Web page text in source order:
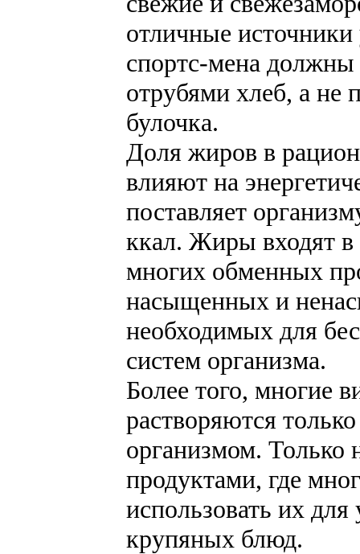
отличные
спортс-мена
отрубями хлеб, а не
булочка.
Доля жиров в
влияют на
поставляет
ккал. Жиры входят в
многих обменных
насыщенных и
необходимых для
систем организма.
Более того, многие
растворяются
организмом. Только
продуктами, где
использовать их
крупяных блюд.